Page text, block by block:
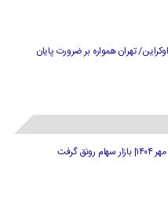
تهران همواره بر ضرورت پایان